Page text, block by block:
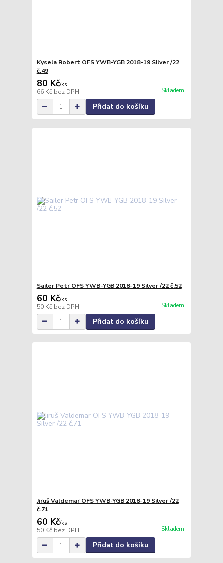
Kysela Robert OFS YWB-YGB 2018-19 Silver /22
č.49
80 Kč/ks
66 Kč bez DPH Skladem
Přidat do košíku
Sailer Petr OFS YWB-YGB 2018-19 Silver /22 č.52
60 Kč/ks
50 Kč bez DPH Skladem
Přidat do košíku
Jiruš Valdemar OFS YWB-YGB 2018-19 Silver /22
č.71
60 Kč/ks
50 Kč bez DPH Skladem
Přidat do košíku